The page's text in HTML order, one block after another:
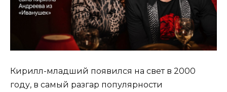
Кирилл-младший появился на свет в 2000
году, в самый разгар популярности